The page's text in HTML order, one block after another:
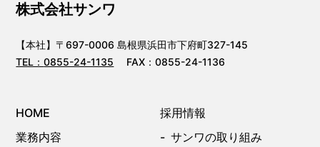
株式会社サンワ
【本社】〒697-0006 島根県浜田市下府町327-145
TEL：0855-24-1135 FAX：0855-24-1136
HOME
業務内容
採用情報
サンワの取り組み